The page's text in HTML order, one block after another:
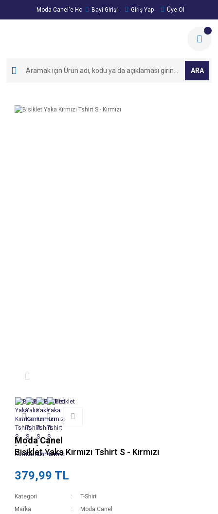
Moda Canel'e Hoşgeldiniz!
Bayi Girişi Giriş Yap Üye Ol
ARA
Moda Canel
Bisiklet Yaka Kırmızı Tshirt S - Kırmızı
379,99 TL
Kategori
T-Shirt
Marka
Moda Canel